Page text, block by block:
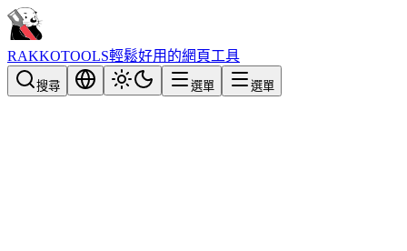
RAKKOTOOLS輕鬆好用的網頁工具
搜尋 選單 選單